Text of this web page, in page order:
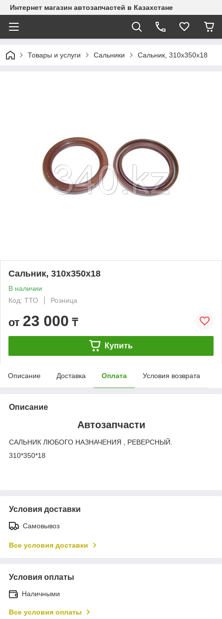
Интернет магазин автозапчастей в Казахстане
Товары и услуги Сальники Сальник, 310х350х18
Сальник, 310х350х18
В наличии
Код: ТТО
Розница
от 23 000 ₸
Купить
Описание Доставка Оплата Условия возврата
Описание
Автозапчасти
САЛЬНИК ЛЮБОГО НАЗНАЧЕНИЯ , РЕВЕРСНЫЙ.
310*350*18
Условия доставки
Самовывоз
Все условия доставки
Условия оплаты
Наличными
Все условия оплаты